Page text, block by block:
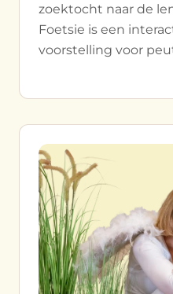
zoektocht naar de
Foetsie is een
voorstelling voor